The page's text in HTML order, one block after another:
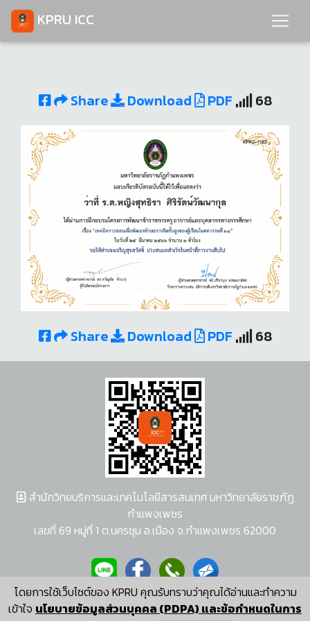
KPRU ICC
Share Download PDF 68
Share Download PDF 68
โดยการใช้เว็บไซต์ของ KPRU คุณรับทราบว่าคุณได้อ่านและทำความ
เข้าใจ นโยบายข้อมูลส่วนบุคคล (PDPA) และข้อกำหนดในการ
สำนักวิทยบริการและเทคโนโลยีสารสนเทศ มหาวิทยาลัยราชภัฏ
กำแพงเพชร
เลขที่ 69 หมู่ที่ 1 ต.นครชุม อ.เมือง จ.กำแพงเพชร 62000
ผู้พัฒนาระบบ อนุชา พวงผกา